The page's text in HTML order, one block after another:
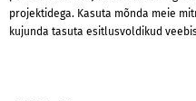
projektidega. Kasuta mõnda meie
kujunda tasuta esitlusvoldikud